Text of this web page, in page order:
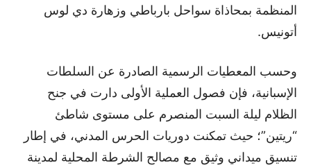
المنظمة بمحاذاة سواحل بارباطي وزهارة دي لوس
أتونيس.
وحسب المعطيات الرسمية الصادرة عن السلطات
الإسبانية، فإن فصول العملية الأولى دارت في جنح
الظلام ليلة السبت المنصرم على مستوى شاطئ
“ريتين”؛ حيث تمكنت دوريات الحرس المدني، في إطار
تنسيق ميداني وثيق مع مصالح الشرطة المحلية لمدينة